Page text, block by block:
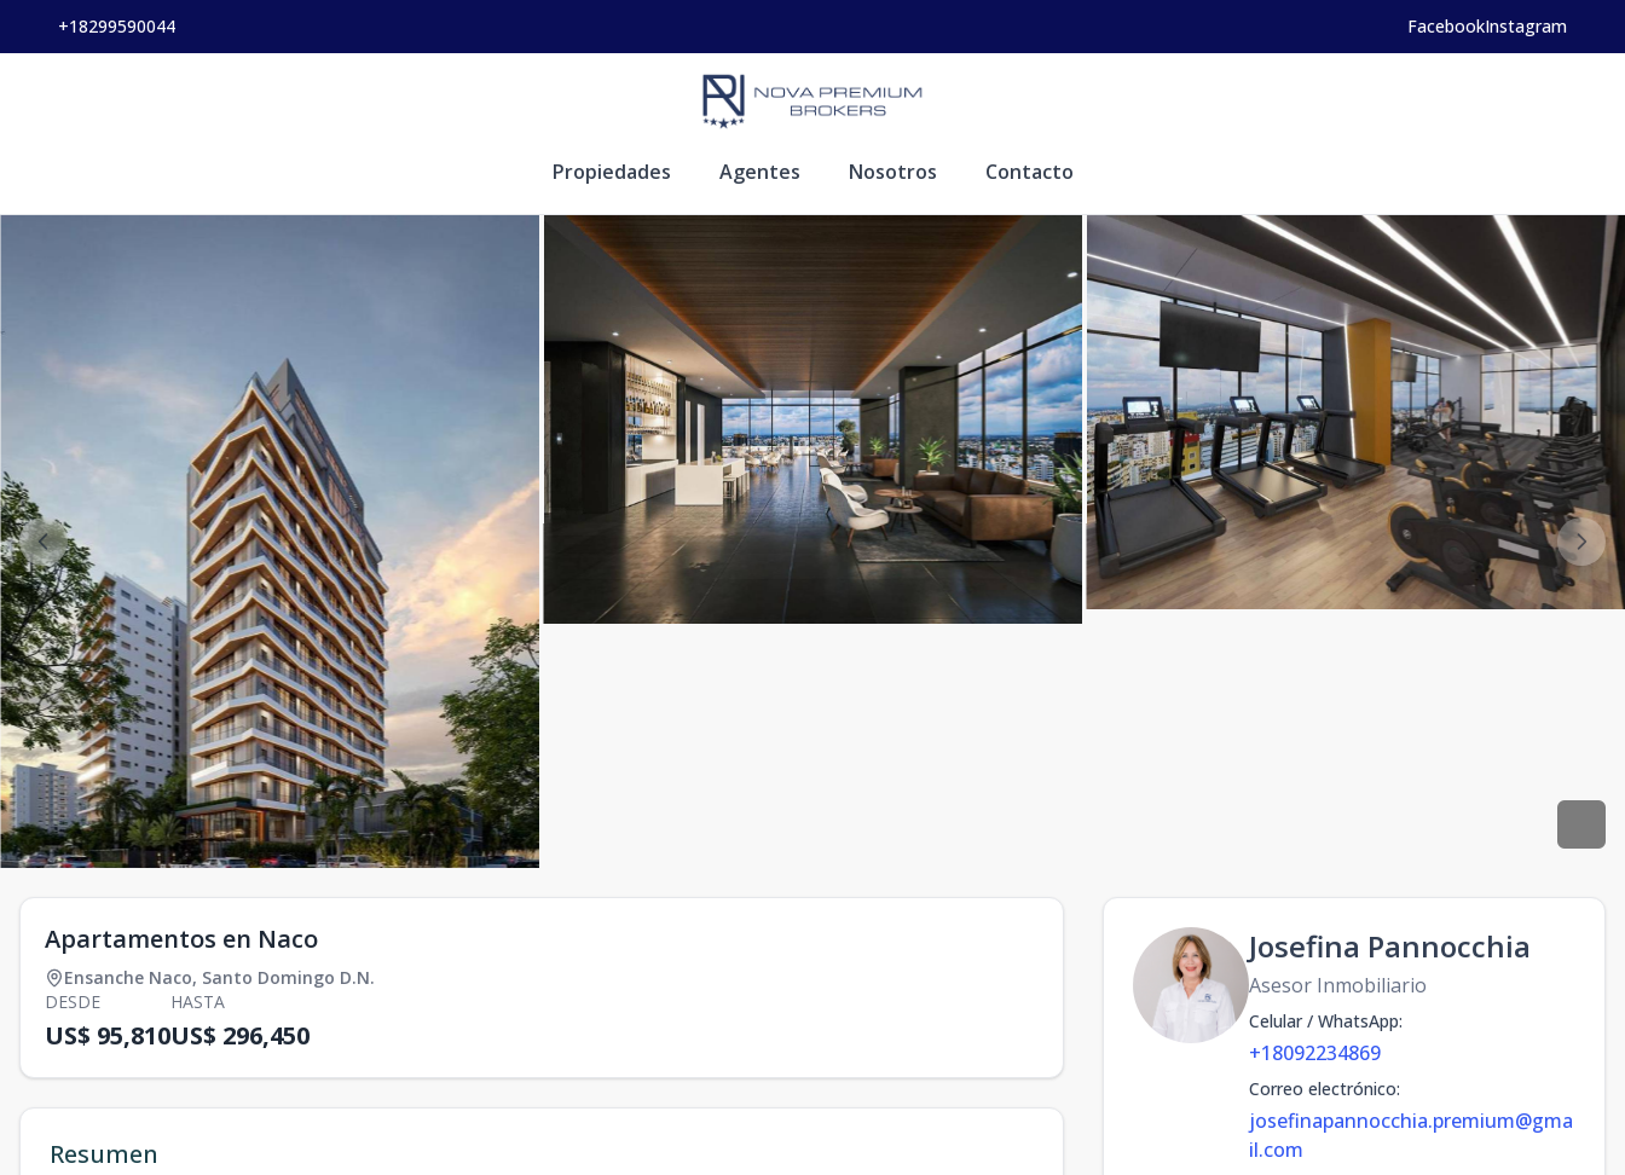
+18299590044 FacebookInstagram
Propiedades Agentes Nosotros Contacto
Apartamentos en Naco
Ensanche Naco, Santo Domingo D.N.
DESDE
US$ 95,810
HASTA
US$ 296,450
Resumen
Josefina Pannocchia
Asesor Inmobiliario
Celular / WhatsApp:
+18092234869
Correo electrónico:
josefinapannocchia.premium@gma
il.com